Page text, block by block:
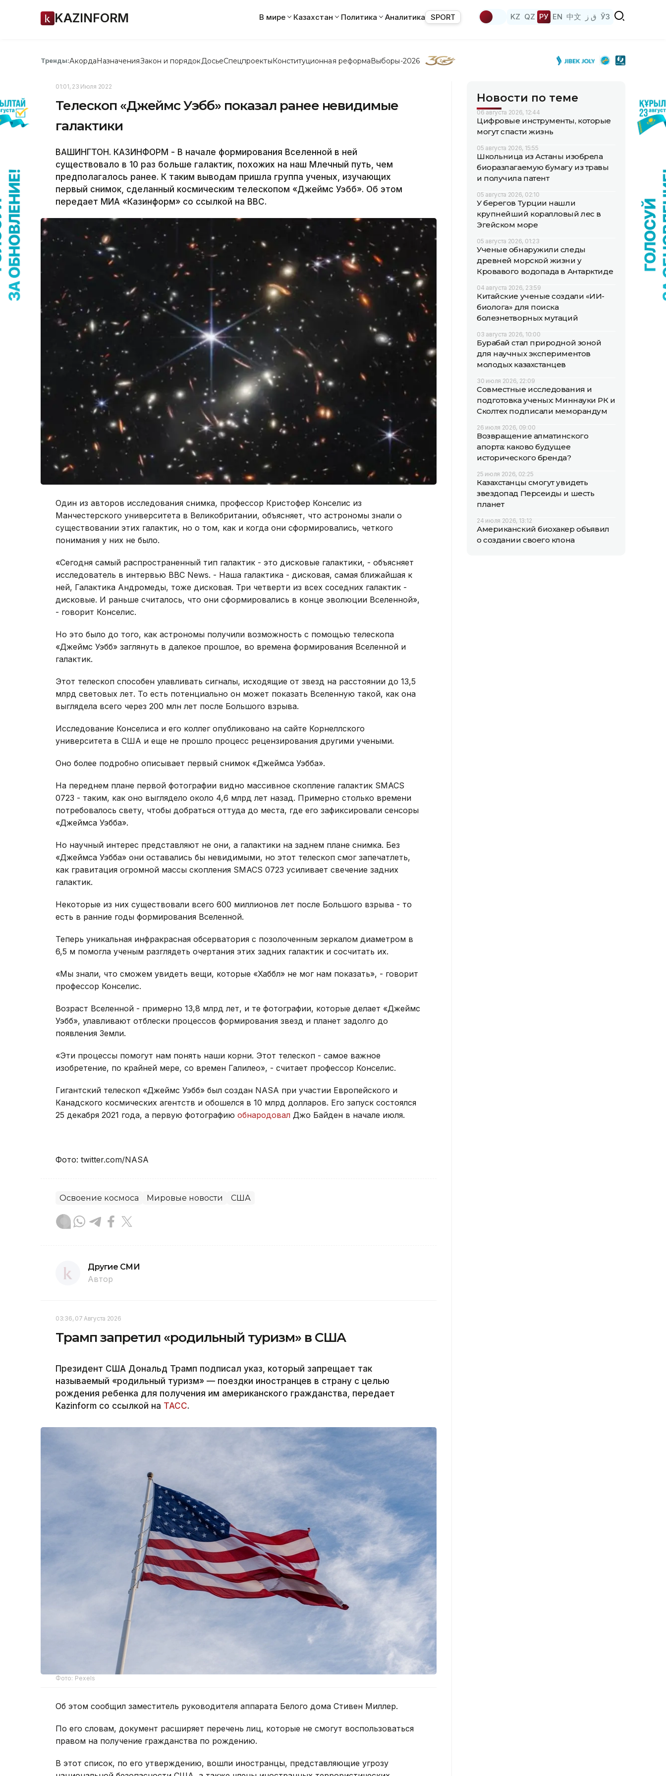
KAZINFORM В мире Казахстан Политика Аналитика SPORT KZ QZ РУ EN 中文 ق ز ЎЗ
Тренды:АкордаНазначенияЗакон и порядок ДосьеСпецпроектыКонституционная реформаВыборы-2026
01:01, 23 Июля 2022
Телескоп «Джеймс Уэбб» показал ранее невидимые
галактики
ВАШИНГТОН. КАЗИНФОРМ - В начале формирования Вселенной в ней
существовало в 10 раз больше галактик, похожих на наш Млечный путь, чем
предполагалось ранее. К таким выводам пришла группа ученых, изучающих
первый снимок, сделанный космическим телескопом «Джеймс Уэбб». Об этом
передает МИА «Казинформ» со ссылкой на ВВС.
Один из авторов исследования снимка, профессор Кристофер Конселис из
Манчестерского университета в Великобритании, объясняет, что астрономы знали о
существовании этих галактик, но о том, как и когда они сформировались, четкого
понимания у них не было.
«Сегодня самый распространенный тип галактик - это дисковые галактики, - объясняет
исследователь в интервью BBC News. - Наша галактика - дисковая, самая ближайшая к
ней, Галактика Андромеды, тоже дисковая. Три четверти из всех соседних галактик -
дисковые. И раньше считалось, что они сформировались в конце эволюции Вселенной»,
- говорит Конселис.
Но это было до того, как астрономы получили возможность с помощью телескопа
«Джеймс Уэбб» заглянуть в далекое прошлое, во времена формирования Вселенной и
галактик.
Этот телескоп способен улавливать сигналы, исходящие от звезд на расстоянии до 13,5
млрд световых лет. То есть потенциально он может показать Вселенную такой, как она
выглядела всего через 200 млн лет после Большого взрыва.
Исследование Конселиса и его коллег опубликовано на сайте Корнеллского
университета в США и еще не прошло процесс рецензирования другими учеными.
Оно более подробно описывает первый снимок «Джеймса Уэбба».
На переднем плане первой фотографии видно массивное скопление галактик SMACS
0723 - таким, как оно выглядело около 4,6 млрд лет назад. Примерно столько времени
потребовалось свету, чтобы добраться оттуда до места, где его зафиксировали сенсоры
«Джеймса Уэбба».
Но научный интерес представляют не они, а галактики на заднем плане снимка. Без
«Джеймса Уэбба» они оставались бы невидимыми, но этот телескоп смог запечатлеть,
как гравитация огромной массы скопления SMACS 0723 усиливает свечение задних
галактик.
Некоторые из них существовали всего 600 миллионов лет после Большого взрыва - то
есть в ранние годы формирования Вселенной.
Теперь уникальная инфракрасная обсерватория с позолоченным зеркалом диаметром в
6,5 м помогла ученым разглядеть очертания этих задних галактик и сосчитать их.
«Мы знали, что сможем увидеть вещи, которые «Хаббл» не мог нам показать», - говорит
профессор Конселис.
Возраст Вселенной - примерно 13,8 млрд лет, и те фотографии, которые делает «Джеймс
Уэбб», улавливают отблески процессов формирования звезд и планет задолго до
появления Земли.
«Эти процессы помогут нам понять наши корни. Этот телескоп - самое важное
изобретение, по крайней мере, со времен Галилео», - считает профессор Конселис.
Гигантский телескоп «Джеймс Уэбб» был создан NASA при участии Европейского и
Канадского космических агентств и обошелся в 10 млрд долларов. Его запуск состоялся
25 декабря 2021 года, а первую фотографию обнародовал Джо Байден в начале июля.
Фото: twitter.com/NASA
Освоение космоса Мировые новости США
Другие СМИ
Автор
03:36, 07 Августа 2026
Трамп запретил «родильный туризм» в США
Президент США Дональд Трамп подписал указ, который запрещает так
называемый «родильный туризм» — поездки иностранцев в страну с целью
рождения ребенка для получения им американского гражданства, передает
Kazinform со ссылкой на ТАСС.
Фото: Pexels
Об этом сообщил заместитель руководителя аппарата Белого дома Стивен Миллер.
По его словам, документ расширяет перечень лиц, которые не смогут воспользоваться
правом на получение гражданства по рождению.
В этот список, по его утверждению, вошли иностранцы, представляющие угрозу
Новости по теме
06 августа 2026, 12:44
Цифровые инструменты, которые
могут спасти жизнь
05 августа 2026, 15:55
Школьница из Астаны изобрела
биоразлагаемую бумагу из травы
и получила патент
05 августа 2026, 02:10
У берегов Турции нашли
крупнейший коралловый лес в
Эгейском море
05 августа 2026, 01:23
Ученые обнаружили следы
древней морской жизни у
Кровавого водопада в Антарктиде
04 августа 2026, 23:59
Китайские ученые создали «ИИ-
биолога» для поиска
болезнетворных мутаций
03 августа 2026, 10:00
Бурабай стал природной зоной
для научных экспериментов
молодых казахстанцев
30 июля 2026, 22:09
Совместные исследования и
подготовка ученых: Миннауки РК и
Сколтех подписали меморандум
26 июля 2026, 09:00
Возвращение алматинского
апорта: каково будущее
исторического бренда?
25 июля 2026, 02:25
Казахстанцы смогут увидеть
звездопад Персеиды и шесть
планет
24 июля 2026, 13:12
Американский биохакер объявил
о создании своего клона